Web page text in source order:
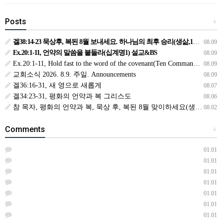
+
Posts
08.09
겔38:14-23 묵상후, 복된 8월 보내세요. 하나님의 최후 승리(생삶,11,화) *예수생명 내생명 우리생명!
08.09
Ex.20:1-11, 언약의 말씀을 붙들라(십계명1) 설교&BS
08.09
Ex.20:1-11, Hold fast to the word of the covenant(Ten Commandments 1):Sermon & BS
08.09
교회소식 2026. 8.9. 주일. Announcements
08.07
겔36:16-31, 새 영으로 새롭게
08.06
겔34:23-31, 평화의 언약과 복 그리스도
08.02
참 목자, 평화의 언약과 복, 묵상 후, 복된 8월 맞이하세요(생삶,3,월) *예수생명 내생명 우리생명!
+
Comments
01.01
01.01
01.01
01.01
01.01
01.01
01.01